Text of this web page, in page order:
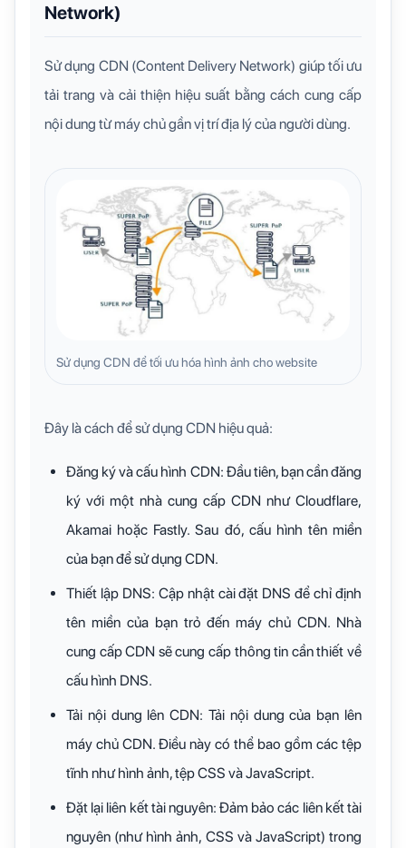
Network)
Sử dụng CDN (Content Delivery Network) giúp tối ưu
tải trang và cải thiện hiệu suất bằng cách cung cấp
nội dung từ máy chủ gần vị trí địa lý của người dùng.
Sử dụng CDN để tối ưu hóa hình ảnh cho website
Đây là cách để sử dụng CDN hiệu quả:
Đăng ký và cấu hình CDN: Đầu tiên, bạn cần đăng
ký với một nhà cung cấp CDN như Cloudflare,
Akamai hoặc Fastly. Sau đó, cấu hình tên miền
của bạn để sử dụng CDN.
Thiết lập DNS: Cập nhật cài đặt DNS để chỉ định
tên miền của bạn trỏ đến máy chủ CDN. Nhà
cung cấp CDN sẽ cung cấp thông tin cần thiết về
cấu hình DNS.
Tải nội dung lên CDN: Tải nội dung của bạn lên
máy chủ CDN. Điều này có thể bao gồm các tệp
tĩnh như hình ảnh, tệp CSS và JavaScript.
Đặt lại liên kết tài nguyên: Đảm bảo các liên kết tài
nguyên (như hình ảnh, CSS và JavaScript) trong